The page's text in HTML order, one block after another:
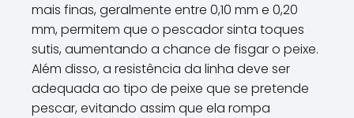
mais finas, geralmente entre 0,10 mm e 0,20
mm, permitem que o pescador sinta toques
sutis, aumentando a chance de fisgar o peixe.
Além disso, a resistência da linha deve ser
adequada ao tipo de peixe que se pretende
pescar, evitando assim que ela rompa